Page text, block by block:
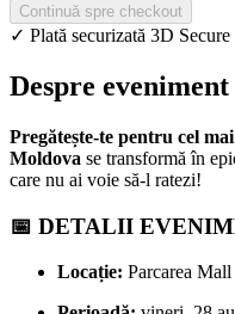
Continuă spre checkout
✓ Plată securizată 3D Secure
Despre eveniment
Pregătește-te pentru cel
Moldova se transformă în
care nu ai voie să-l ratezi!
📅 DETALII
Locație: Parcarea